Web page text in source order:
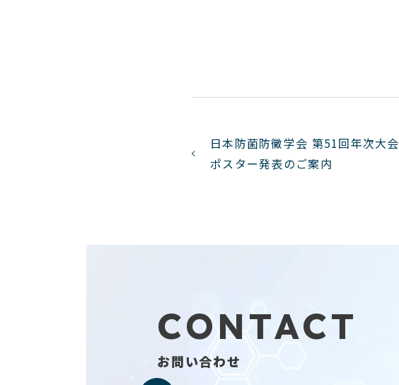
日本防菌防黴学会 第51回年次大会
ポスター発表のご案内
CONTACT
お問い合わせ